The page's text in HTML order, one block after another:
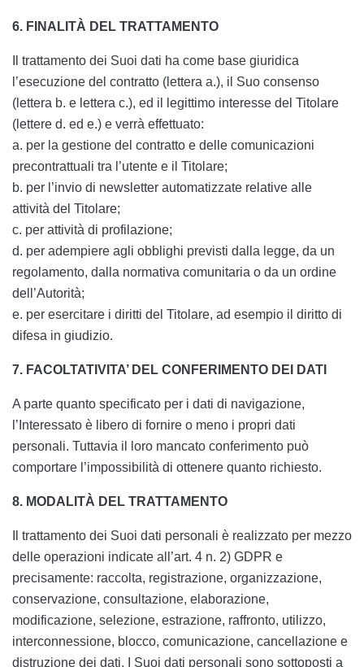
6. FINALITÀ DEL TRATTAMENTO
Il trattamento dei Suoi dati ha come base giuridica
l’esecuzione del contratto (lettera a.), il Suo consenso
(lettera b. e lettera c.), ed il legittimo interesse del Titolare
(lettere d. ed e.) e verrà effettuato:
a. per la gestione del contratto e delle comunicazioni
precontrattuali tra l’utente e il Titolare;
b. per l’invio di newsletter automatizzate relative alle
attività del Titolare;
c. per attività di profilazione;
d. per adempiere agli obblighi previsti dalla legge, da un
regolamento, dalla normativa comunitaria o da un ordine
dell’Autorità;
e. per esercitare i diritti del Titolare, ad esempio il diritto di
difesa in giudizio.
7. FACOLTATIVITA’ DEL CONFERIMENTO DEI DATI
A parte quanto specificato per i dati di navigazione,
l’Interessato è libero di fornire o meno i propri dati
personali. Tuttavia il loro mancato conferimento può
comportare l’impossibilità di ottenere quanto richiesto.
8. MODALITÀ DEL TRATTAMENTO
Il trattamento dei Suoi dati personali è realizzato per mezzo
delle operazioni indicate all’art. 4 n. 2) GDPR e
precisamente: raccolta, registrazione, organizzazione,
conservazione, consultazione, elaborazione,
modificazione, selezione, estrazione, raffronto, utilizzo,
interconnessione, blocco, comunicazione, cancellazione e
distruzione dei dati. I Suoi dati personali sono sottoposti a